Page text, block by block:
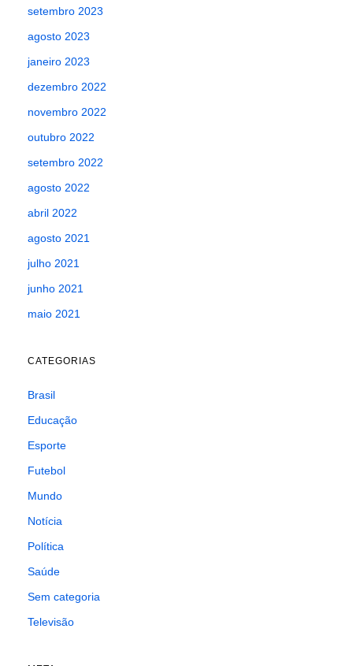
setembro 2023
agosto 2023
janeiro 2023
dezembro 2022
novembro 2022
outubro 2022
setembro 2022
agosto 2022
abril 2022
agosto 2021
julho 2021
junho 2021
maio 2021
CATEGORIAS
Brasil
Educação
Esporte
Futebol
Mundo
Notícia
Política
Saúde
Sem categoria
Televisão